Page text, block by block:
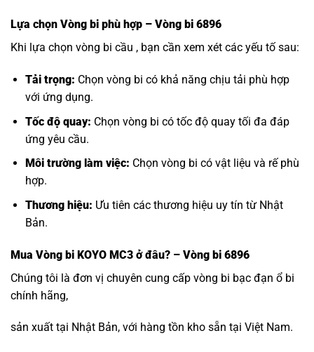
Lựa chọn Vòng bi phù hợp – Vòng bi 6896
Khi lựa chọn vòng bi cầu , bạn cần xem xét các yếu tố sau:
Tải trọng: Chọn vòng bi có khả năng chịu tải phù hợp
với ứng dụng.
Tốc độ quay: Chọn vòng bi có tốc độ quay tối đa đáp
ứng yêu cầu.
Môi trường làm việc: Chọn vòng bi có vật liệu và rế phù
hợp.
Thương hiệu: Ưu tiên các thương hiệu uy tín từ Nhật
Bản.
Mua Vòng bi KOYO MC3 ở đâu? – Vòng bi 6896
Chúng tôi là đơn vị chuyên cung cấp vòng bi bạc đạn ổ bi
chính hãng,
sản xuất tại Nhật Bản, với hàng tồn kho sẵn tại Việt Nam.